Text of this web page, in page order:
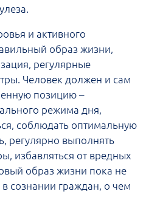
и активного
образ жизни,
регулярные
Человек должен и сам
позицию –
режима дня,
соблюдать оптимальную
регулярно выполнять
избавляться от вредных
образ жизни пока не
сознании граждан, о чем